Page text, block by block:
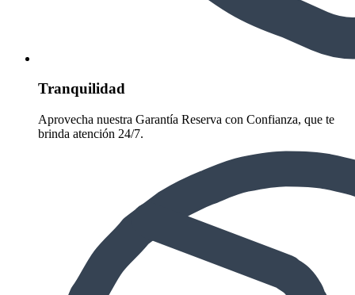
Tranquilidad
Aprovecha nuestra Garantía Reserva con Confianza, que te
brinda atención 24/7.